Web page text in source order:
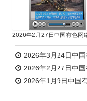
2026年3月24日中
2026年2月27日中
2026年1月9日中国